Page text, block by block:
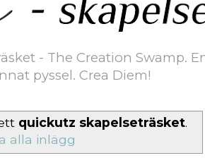
- The Creation Swamp.
pyssel. Crea Diem!
quickutz skapelseträsket.
alla inlägg